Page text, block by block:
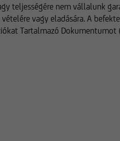
teljességére nem vállalunk
vagy eladására. A
Tartalmazó Dokumentumot